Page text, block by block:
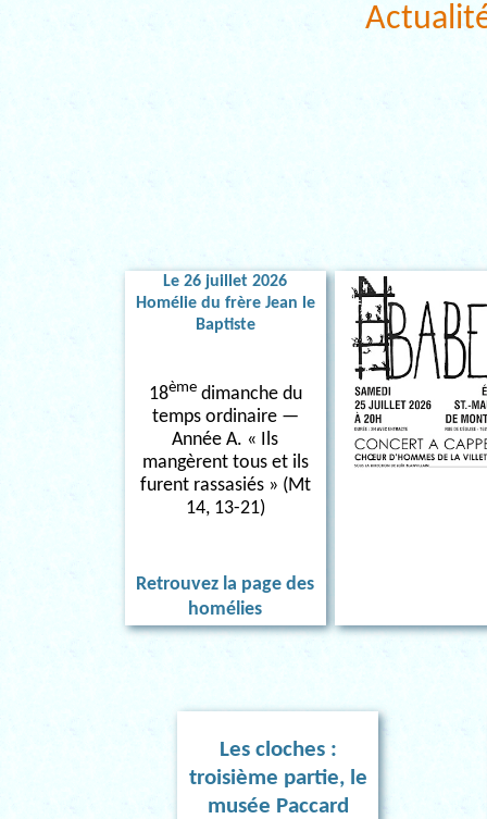
Le 26 juillet 2026
Homélie du frère Jean le
Baptiste
18èmedimanche du
temps ordinaire —
Année A. « Ils
mangèrent tous et ils
furent rassasiés » (Mt
14, 13-21)
Retrouvez la page des
homélies
Les cloches :
troisième partie, le
musée Paccard